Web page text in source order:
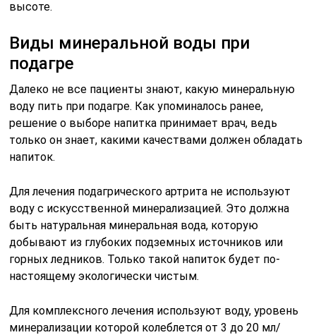
высоте.
Виды минеральной воды при
подагре
Далеко не все пациенты знают, какую минеральную
воду пить при подагре. Как упоминалось ранее,
решение о выборе напитка принимает врач, ведь
только он знает, какими качествами должен обладать
напиток.
Для лечения подагрического артрита не используют
воду с искусственной минерализацией. Это должна
быть натуральная минеральная вода, которую
добывают из глубоких подземных источников или
горных ледников. Только такой напиток будет по-
настоящему экологически чистым.
Для комплексного лечения используют воду, уровень
минерализации которой колеблется от 3 до 20 мл/